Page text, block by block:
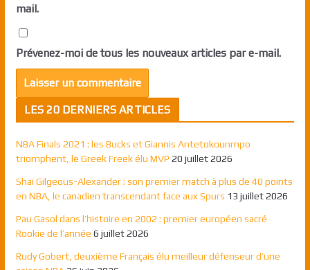
mail.
Prévenez-moi de tous les nouveaux articles par e-mail.
LES 20 DERNIERS ARTICLES
NBA Finals 2021 : les Bucks et Giannis Antetokounmpo
triomphent, le Greek Freek élu MVP 20 juillet 2026
Shai Gilgeous-Alexander : son premier match à plus de 40 points
en NBA, le canadien transcendant face aux Spurs 13 juillet 2026
Pau Gasol dans l’histoire en 2002 : premier européen sacré
Rookie de l’année 6 juillet 2026
Rudy Gobert, deuxième Français élu meilleur défenseur d’une